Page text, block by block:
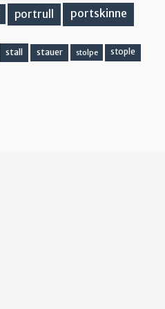
portrull portskinne
stall stauer stolpe stople